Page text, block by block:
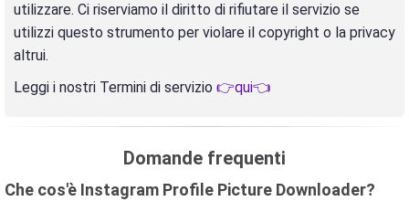
utilizzare. Ci riserviamo il diritto di rifiutare il servizio se
utilizzi questo strumento per violare il copyright o la privacy
altrui.
Leggi i nostri Termini di servizio 👉qui👈
Domande frequenti
Che cos'è Instagram Profile Picture Downloader?